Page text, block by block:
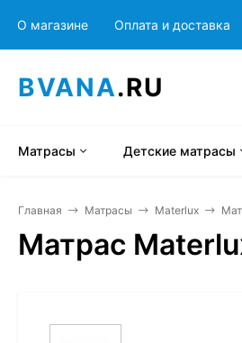
О магазине Оплата и доставка
BVANA.RU
Матрасы Детские матрасы
Главная Матрасы Materlux
Матрас